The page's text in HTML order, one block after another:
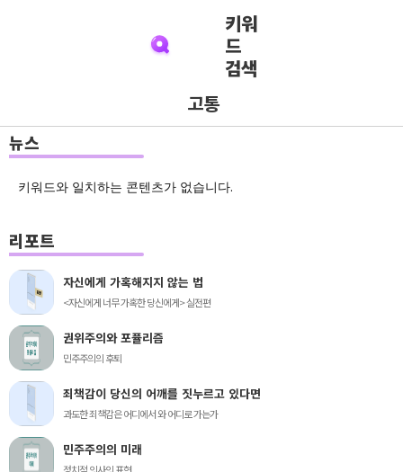
키워
드
검색
고통
뉴스
키워드와 일치하는 콘텐츠가 없습니다.
리포트
자신에게 가혹해지지 않는 법
<자신에게 너무 가혹한 당신에게> 실전편
권위주의와 포퓰리즘
민주주의의 후퇴
죄책감이 당신의 어깨를 짓누르고 있다면
과도한 죄책감은 어디에서 와 어디로 가는가
민주주의의 미래